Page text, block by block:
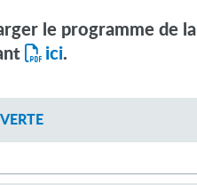
le programme de la
ici.